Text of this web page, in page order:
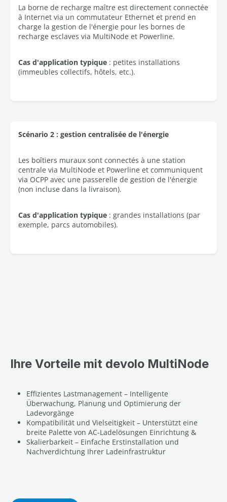
La borne de recharge maître est directement connectée
à Internet via un commutateur Ethernet et prend en
charge la gestion de l'énergie pour les bornes de
recharge esclaves via MultiNode et Powerline.
Cas d'application typique : petites installations
(immeubles collectifs, hôtels, etc.).
Scénario 2 : gestion centralisée de l'énergie
Les boîtiers muraux sont connectés à une station
centrale via MultiNode et Powerline et communiquent
via OCPP avec une passerelle de gestion de l'énergie
(non incluse dans la livraison).
Cas d'application typique : grandes installations (par
exemple, parcs automobiles).
Ihre Vorteile mit devolo MultiNode
Effizientes Lastmanagement – Intelligente
Überwachung, Planung und Optimierung der
Ladevorgänge
Kompatibilität und Vielseitigkeit – Unterstützt eine
breite Palette von AC-Ladelösungen Einrichtung &
Skalierbarkeit – Einfache Erstinstallation und
Nachverdichtung Ihrer Ladeinfrastruktur